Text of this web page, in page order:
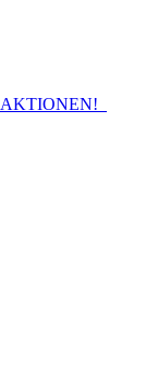
AKTIONEN!